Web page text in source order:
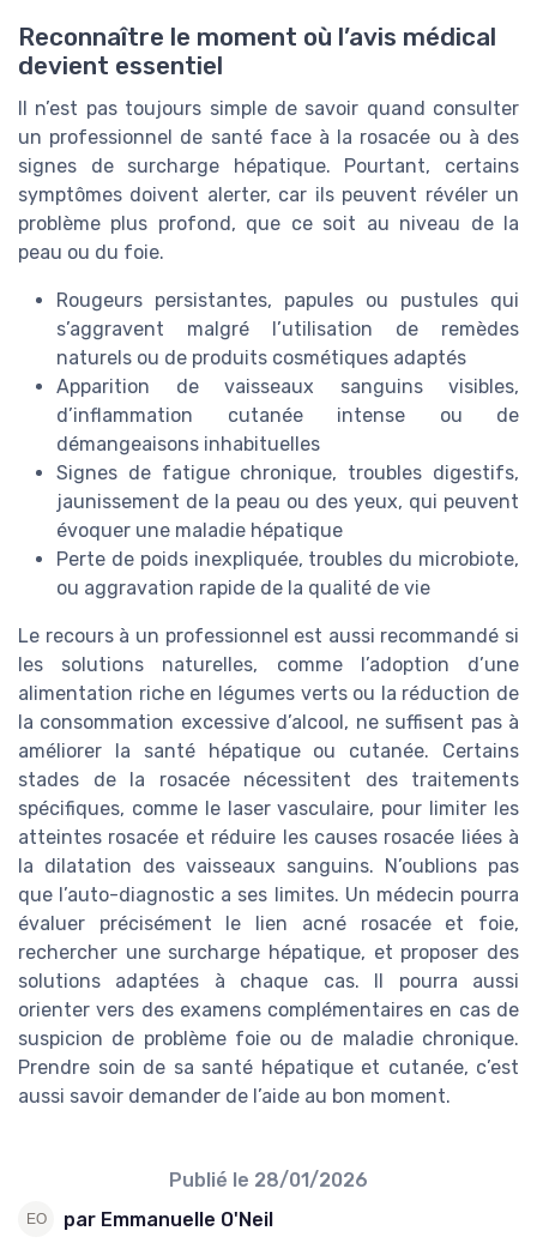
Reconnaître le moment où l’avis médical
devient essentiel
Il n’est pas toujours simple de savoir quand consulter
un professionnel de santé face à la rosacée ou à des
signes de surcharge hépatique. Pourtant, certains
symptômes doivent alerter, car ils peuvent révéler un
problème plus profond, que ce soit au niveau de la
peau ou du foie.
Rougeurs persistantes, papules ou pustules qui
s’aggravent malgré l’utilisation de remèdes
naturels ou de produits cosmétiques adaptés
Apparition de vaisseaux sanguins visibles,
d’inflammation cutanée intense ou de
démangeaisons inhabituelles
Signes de fatigue chronique, troubles digestifs,
jaunissement de la peau ou des yeux, qui peuvent
évoquer une maladie hépatique
Perte de poids inexpliquée, troubles du microbiote,
ou aggravation rapide de la qualité de vie
Le recours à un professionnel est aussi recommandé si
les solutions naturelles, comme l’adoption d’une
alimentation riche en légumes verts ou la réduction de
la consommation excessive d’alcool, ne suffisent pas à
améliorer la santé hépatique ou cutanée. Certains
stades de la rosacée nécessitent des traitements
spécifiques, comme le laser vasculaire, pour limiter les
atteintes rosacée et réduire les causes rosacée liées à
la dilatation des vaisseaux sanguins. N’oublions pas
que l’auto-diagnostic a ses limites. Un médecin pourra
évaluer précisément le lien acné rosacée et foie,
rechercher une surcharge hépatique, et proposer des
solutions adaptées à chaque cas. Il pourra aussi
orienter vers des examens complémentaires en cas de
suspicion de problème foie ou de maladie chronique.
Prendre soin de sa santé hépatique et cutanée, c’est
aussi savoir demander de l’aide au bon moment.
Publié le 28/01/2026
par Emmanuelle O'Neil